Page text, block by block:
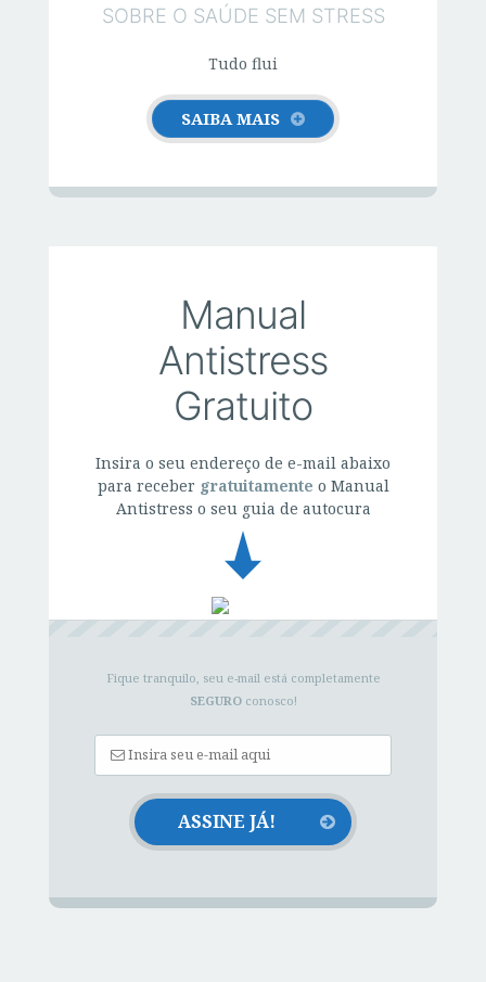
SOBRE O SAÚDE SEM STRESS
Tudo flui
SAIBA MAIS
Manual
Antistress
Gratuito
Insira o seu endereço de e-mail abaixo
para receber gratuitamente o Manual
Antistress o seu guia de autocura
Fique tranquilo, seu e-mail está completamente
SEGUROconosco!